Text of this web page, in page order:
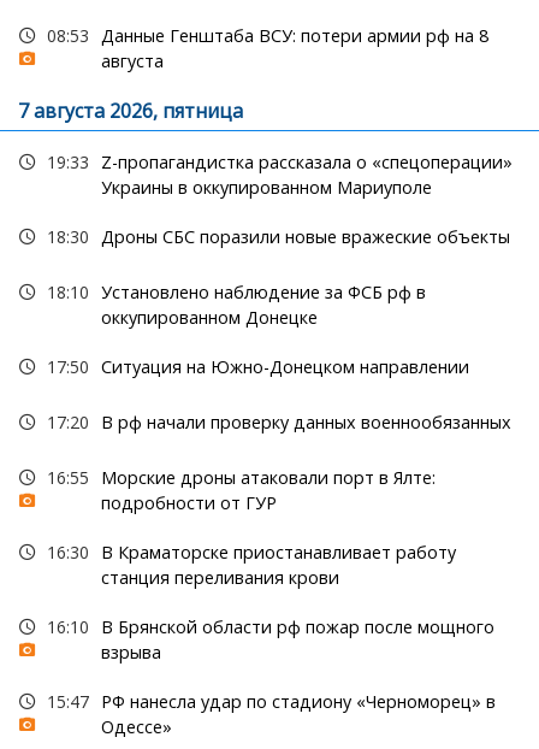
08:53
Данные Генштаба ВСУ: потери армии рф на 8
августа
7 августа 2026, пятница
19:33
Z-пропагандистка рассказала о «спецоперации»
Украины в оккупированном Мариуполе
18:30 Дроны СБС поразили новые вражеские объекты
18:10 Установлено наблюдение за ФСБ рф в
оккупированном Донецке
17:50 Ситуация на Южно-Донецком направлении
17:20 В рф начали проверку данных военнообязанных
16:55
Морские дроны атаковали порт в Ялте:
подробности от ГУР
16:30
В Краматорске приостанавливает работу
станция переливания крови
16:10
В Брянской области рф пожар после мощного
взрыва
15:47 РФ нанесла удар по стадиону «Черноморец» в
Одессе»